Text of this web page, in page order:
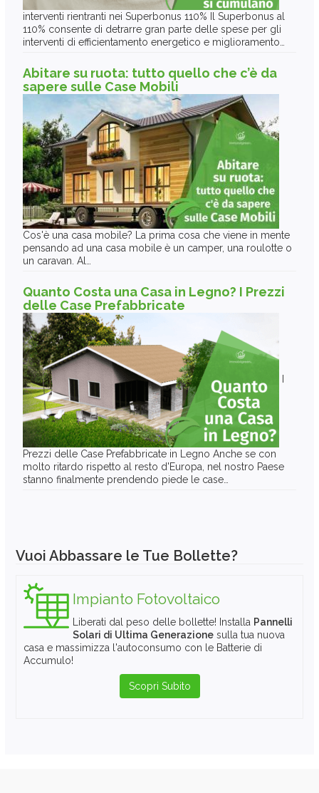
interventi rientranti nei Superbonus 110% Il Superbonus al
110% consente di detrarre gran parte delle spese per gli
interventi di efficientamento energetico e miglioramento…
Abitare su ruota: tutto quello che c’è da
sapere sulle Case Mobili
Cos'è una casa mobile? La prima cosa che viene in mente
pensando ad una casa mobile è un camper, una roulotte o
un caravan. Al…
Quanto Costa una Casa in Legno? I Prezzi
delle Case Prefabbricate
Prezzi delle Case Prefabbricate in Legno Anche se con
molto ritardo rispetto al resto d'Europa, nel nostro Paese
stanno finalmente prendendo piede le case…
Vuoi Abbassare le Tue Bollette?
Impianto Fotovoltaico
Liberati dal peso delle bollette! Installa Pannelli
Solari di Ultima Generazione sulla tua nuova
casa e massimizza l'autoconsumo con le Batterie di
Accumulo!
Scopri Subito